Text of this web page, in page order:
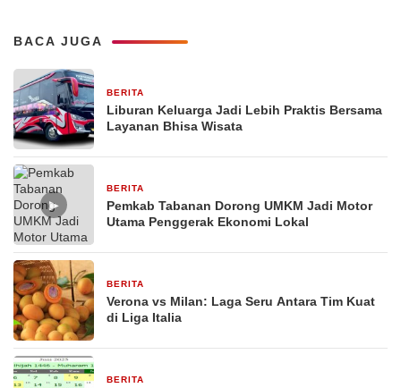
BACA JUGA
BERITA
Liburan Keluarga Jadi Lebih Praktis Bersama
Layanan Bhisa Wisata
▶
BERITA
Pemkab Tabanan Dorong UMKM Jadi Motor
Utama Penggerak Ekonomi Lokal
BERITA
Verona vs Milan: Laga Seru Antara Tim Kuat
di Liga Italia
BERITA